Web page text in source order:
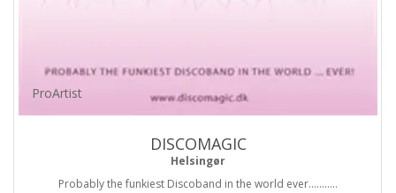
ProArtist
DISCOMAGIC
Helsingør
Probably the funkiest Discoband in the world ever...........